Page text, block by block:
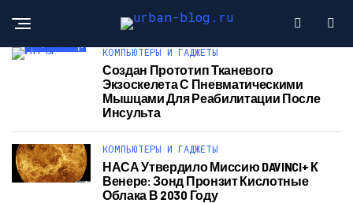
КОМПЬЮТЕРЫ И ГАДЖЕТЫ
Создан Прототип Тканевого
Экзоскелета С Пневматическими
Мышцами Для Реабилитации После
Инсульта
КОМПЬЮТЕРЫ И ГАДЖЕТЫ
НАСА Утвердило Миссию DAVINCI+ К
Венере: Зонд Пронзит Кислотные
Облака В 2030 Году